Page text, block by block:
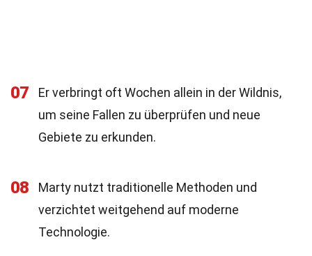
07
Er verbringt oft Wochen allein in der Wildnis,
um seine Fallen zu überprüfen und neue
Gebiete zu erkunden.
08
Marty nutzt traditionelle Methoden und
verzichtet weitgehend auf moderne
Technologie.